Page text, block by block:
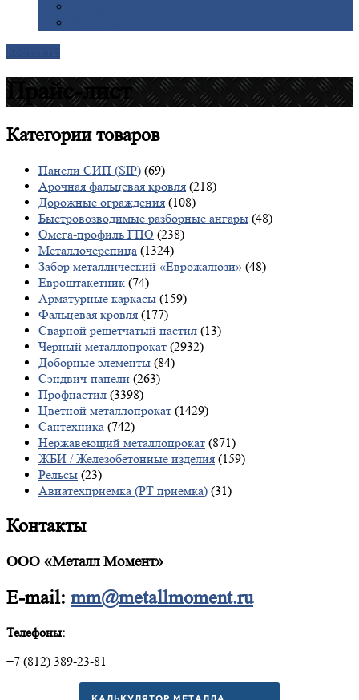
Прайс-лист
Категориитоваров
Панели СИП (SIP) (69)
Арочная фальцевая кровля (218)
Дорожные ограждения (108)
Быстровозводимые разборные ангары (48)
Омега-профиль ГПО (238)
Металлочерепица (1324)
Забор металлический «Еврожалюзи» (48)
Евроштакетник (74)
Арматурные каркасы (159)
Фальцевая кровля (177)
Сварной решетчатый настил (13)
Черный металлопрокат (2932)
Доборные элементы (84)
Сэндвич-панели (263)
Профнастил (3398)
Цветной металлопрокат (1429)
Сантехника (742)
Нержавеющий металлопрокат (871)
ЖБИ / Железобетонные изделия (159)
Рельсы (23)
Авиатехприемка (РТ приемка) (31)
Контакты
ООО «Металл Момент»
E-mail: mm@metallmoment.ru
Телефоны:
+7 (812) 389-23-81